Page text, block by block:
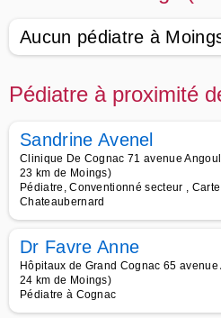
Aucun pédiatre à
Pédiatre à proximité
Sandrine Avenel
Clinique De Cognac 71 avenue
23 km de Moings)
Pédiatre, Conventionné secteur ,
Chateaubernard
Dr Favre Anne
Hôpitaux de Grand Cognac 65
24 km de Moings)
Pédiatre à Cognac